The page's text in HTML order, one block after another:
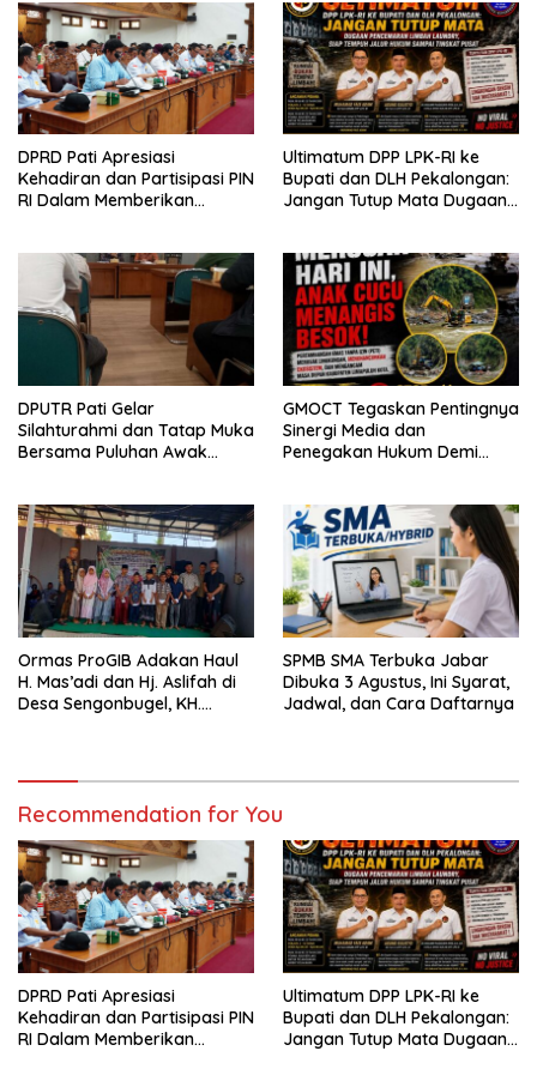
DPRD Pati Apresiasi
Kehadiran dan Partisipasi PIN
RI Dalam Memberikan
Ultimatum DPP LPK-RI ke
Bupati dan DLH Pekalongan:
Jangan Tutup Mata Dugaan
Hukum Sampai Tingkat Pusat
DPUTR Pati Gelar
Silahturahmi dan Tatap Muka
Bersama Puluhan Awak
GMOCT Tegaskan Pentingnya
Sinergi Media dan
Penegakan Hukum Demi
Ormas ProGIB Adakan Haul
H. Mas’adi dan Hj. Aslifah di
Desa Sengonbugel, KH.
SPMB SMA Terbuka Jabar
Dibuka 3 Agustus, Ini Syarat,
Jadwal, dan Cara Daftarnya
Recommendation for You
DPRD Pati Apresiasi
Kehadiran dan Partisipasi PIN
RI Dalam Memberikan
Ultimatum DPP LPK-RI ke
Bupati dan DLH Pekalongan:
Jangan Tutup Mata Dugaan